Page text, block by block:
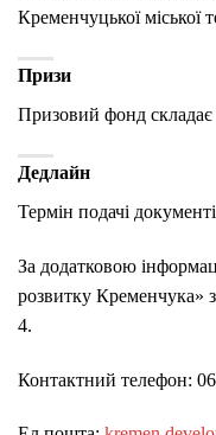
Кременчуцької міської
Призи
Призовий фонд складає
Дедлайн
Термін подачі
За додатковою
розвитку Кременчука»
4.
Контактний телефон: